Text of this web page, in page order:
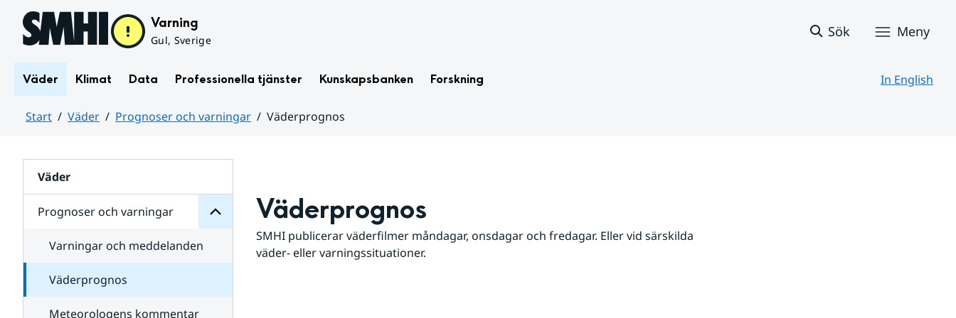
Hoppa till sidans innehåll Varning
Gul, Sverige
Sök Meny
Väder Klimat Data Professionella tjänster Kunskapsbanken Forskning In English
Start Väder Prognoser och varningar
Väderprognos
Väder
Prognoser och varningar
för
varningar
Varningar och meddelanden
Väderprognos
Meteorologens kommentar
Väderprognos
SMHI publicerar väderfilmer måndagar, onsdagar och fredagar. Eller vid särskilda
väder- eller varningssituationer.